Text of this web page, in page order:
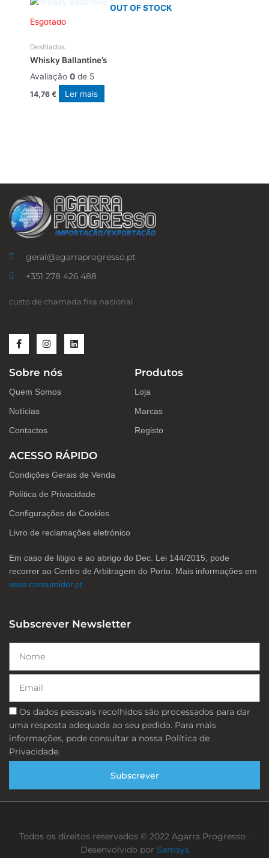
OUT OF STOCK
Esgotado
Destilados
Whisky Ballantine’s
Avaliação 0 de 5
14,76 € Ler mais
geral@agarraprogresso.pt
+351 278 426 488
custo de chamada fixa nacional
F
a
c
b
o
-
I
n
s
a
r
L
i
n
Sobre nós
Quem Somos
Notícias
Contactos
Produtos
Loja
Marcas
Registo
ACESSO RÁPIDO
Condições Gerais de Venda
Política de Privacidade
Configurações de Cookies
Livro de reclamações eletrónico
Em caso de litigio e ao abrigo do Dec. Lei 144/2015, pode
recorrer ao Centro de Arbitragem do Porto. Mais informações em
www.consumidor.pt
Subscrever Newsletter
Consentimento
Os dados pessoais recolhidos são processados ​​para dar
uma resposta adequada ao seu pedido. Para mais
informações, pode consultar a nossa Política de
Privacidade.
Subscrever
Todos os direitos reservados © 2022 Agarra Progresso .
Desenvolvido por Samsys